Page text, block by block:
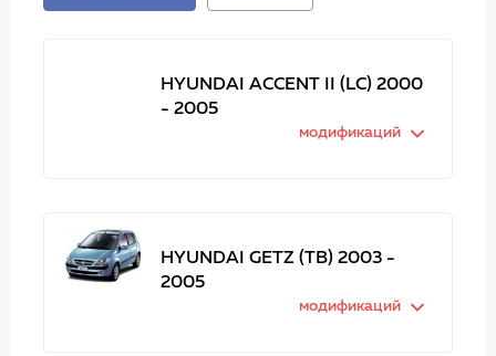
HYUNDAI ACCENT II (LC) 2000
- 2005
модификаций
HYUNDAI GETZ (TB) 2003 -
2005
модификаций